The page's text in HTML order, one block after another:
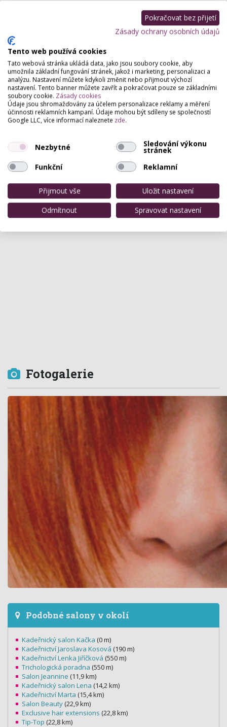
Fotogalerie
Podobné salony v okolí
Kadeřnický salon Kačka (0 m)
Kadeřnictví Jaroslava Kosová (190 m)
Kadeřnictví Lenka Jiříčková (550 m)
Trichologická poradna (550 m)
Salon Jeannine (11,9 km)
Kadeřnický salon Lena (14,2 km)
Kadeřnictví Marta (15,4 km)
Salon Beauty (22,9 km)
Exclusive hair extensions (22,8 km)
Tip-Top (22,8 km)
Pokračovat bez přijetí
Zásady ochrany osobních údajů
Tento web používá cookies
Tato webová stránka ukládá data, jako jsou soubory cookie, aby
umožnila základní fungování stránek, jakož i marketing, personalizaci a
analýzu. Nastavení můžete kdykoli změnit nebo přijmout výchozí
nastavení. Tento banner můžete zavřít a pokračovat pouze se základními
soubory cookie. Zásady cookies
Údaje jsou shromažďovány za účelem personalizace reklamy a měření
účinnosti reklamních kampaní. Údaje mohou být sdíleny se společností
Google LLC, více informací naleznete zde.
Nezbytné Sledování výkonu
stránek
Funkční
Reklamní
Přijmout vše
Uložit nastavení
Odmítnout
Spravovat nastavení